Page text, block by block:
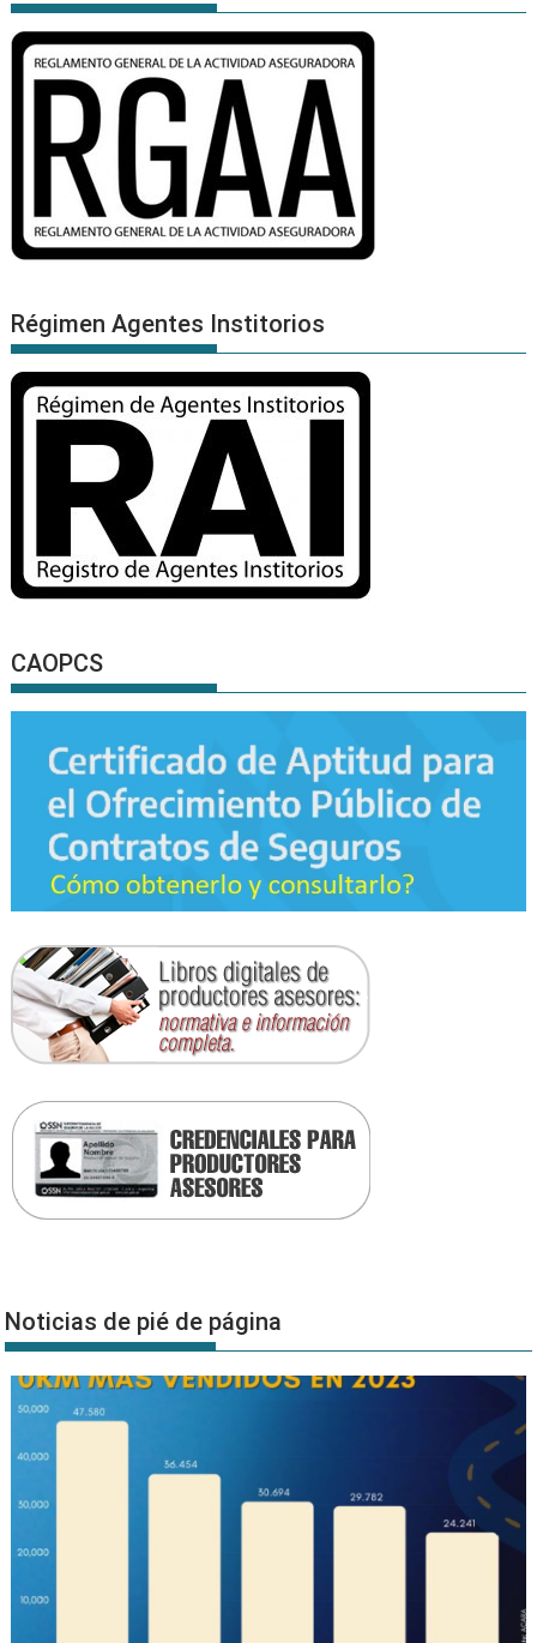
Régimen Agentes Institorios
CAOPCS
Noticias de pié de página